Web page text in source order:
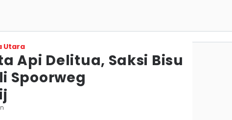
Utara
Api Delitua, Saksi Bisu
Spoorweg